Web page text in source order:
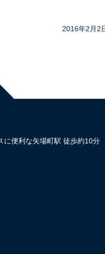
2016年2月2
に便利な矢場町駅 徒歩約10分